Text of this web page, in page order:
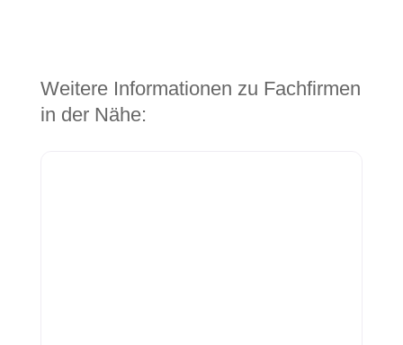
Weitere Informationen zu Fachfirmen
in der Nähe: